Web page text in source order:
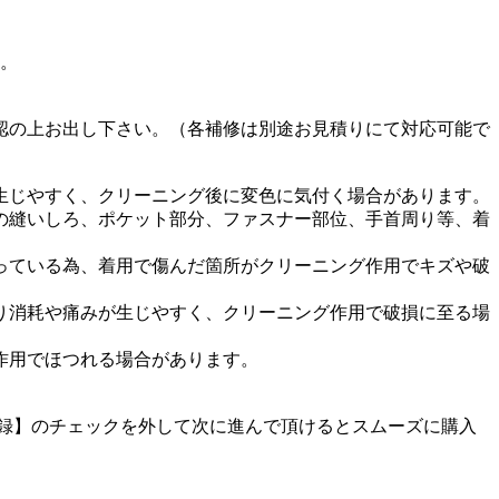
上お出し下さい。（各補修は別途お見積りにて対応可能で
やすく、クリーニング後に変色に気付く場合があります。
いしろ、ポケット部分、ファスナー部位、手首周り等、着
いる為、着用で傷んだ箇所がクリーニング作用でキズや破
耗や痛みが生じやすく、クリーニング作用で破損に至る場
でほつれる場合があります。
のチェックを外して次に進んで頂けるとスムーズに購入